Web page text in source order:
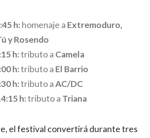
h:homenaje a Extremoduro,
y Rosendo
h:tributo a Camela
h:tributo a El Barrio
h:tributo aAC/DC
h:tributo a Triana
el festival convertirá durante tres